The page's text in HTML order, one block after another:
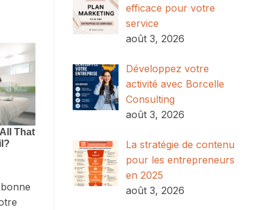
efficace pour votre
service
août 3, 2026
Développez votre
activité avec Borcelle
Consulting
août 3, 2026
La stratégie de contenu
pour les entrepreneurs
en 2025
août 3, 2026